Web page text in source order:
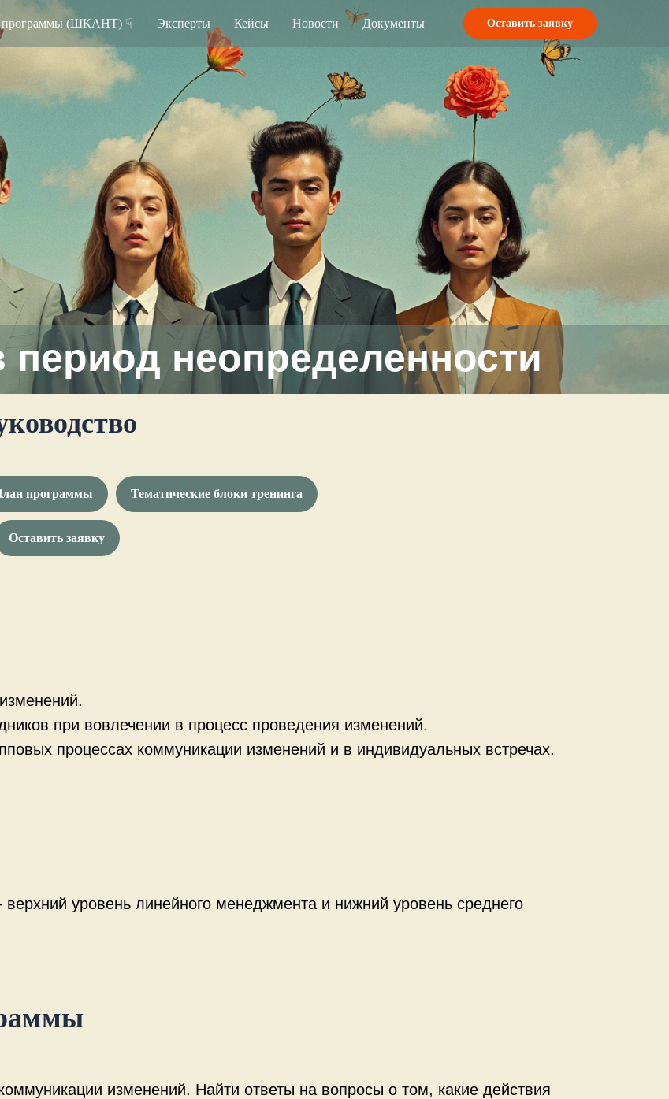
программы (ШКАНТ) ☟ Эксперты Кейсы Новости Документы Оставить заявку
неопределенности
программы Тематические блоки тренинга
Оставить заявку
при вовлечении в процесс проведения изменений.
процессах коммуникации изменений и в индивидуальных встречах.
уровень линейного менеджмента и нижний уровень среднего
изменений. Найти ответы на вопросы о том, какие действия